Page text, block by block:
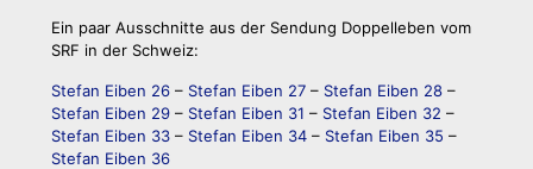
Ein paar Ausschnitte aus der Sendung Doppelleben vom
SRF in der Schweiz:
Stefan Eiben 26 – Stefan Eiben 27 – Stefan Eiben 28 –
Stefan Eiben 29 – Stefan Eiben 31 – Stefan Eiben 32 –
Stefan Eiben 33 – Stefan Eiben 34 – Stefan Eiben 35 –
Stefan Eiben 36